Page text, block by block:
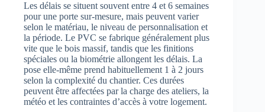
Les délais se situent souvent entre 4 et 6 semaines
pour une porte sur-mesure, mais peuvent varier
selon le matériau, le niveau de personnalisation et
la période. Le PVC se fabrique généralement plus
vite que le bois massif, tandis que les finitions
spéciales ou la biométrie allongent les délais. La
pose elle-même prend habituellement 1 à 2 jours
selon la complexité du chantier. Ces durées
peuvent être affectées par la charge des ateliers, la
météo et les contraintes d’accès à votre logement.